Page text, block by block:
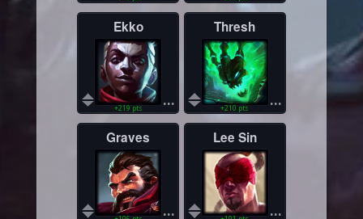
Ekko
...
+219 pts
Thresh
...
+210 pts
Graves
...
Lee Sin
...